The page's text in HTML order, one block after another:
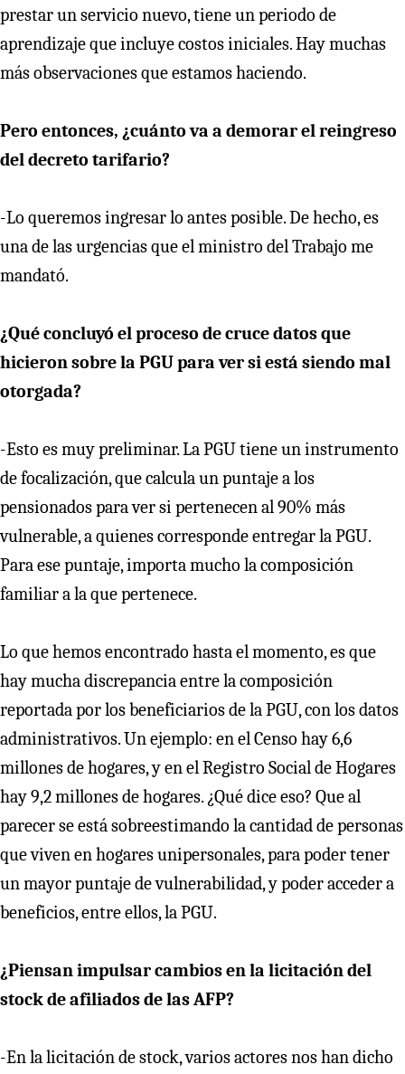
prestar un servicio nuevo, tiene un periodo de
aprendizaje que incluye costos iniciales. Hay muchas
más observaciones que estamos haciendo.
Pero entonces, ¿cuánto va a demorar el reingreso
del decreto tarifario?
-Lo queremos ingresar lo antes posible. De hecho, es
una de las urgencias que el ministro del Trabajo me
mandató.
¿Qué concluyó el proceso de cruce datos que
hicieron sobre la PGU para ver si está siendo mal
otorgada?
-Esto es muy preliminar. La PGU tiene un instrumento
de focalización, que calcula un puntaje a los
pensionados para ver si pertenecen al 90% más
vulnerable, a quienes corresponde entregar la PGU.
Para ese puntaje, importa mucho la composición
familiar a la que pertenece.
Lo que hemos encontrado hasta el momento, es que
hay mucha discrepancia entre la composición
reportada por los beneficiarios de la PGU, con los datos
administrativos. Un ejemplo: en el Censo hay 6,6
millones de hogares, y en el Registro Social de Hogares
hay 9,2 millones de hogares. ¿Qué dice eso? Que al
parecer se está sobreestimando la cantidad de personas
que viven en hogares unipersonales, para poder tener
un mayor puntaje de vulnerabilidad, y poder acceder a
beneficios, entre ellos, la PGU.
¿Piensan impulsar cambios en la licitación del
stock de afiliados de las AFP?
-En la licitación de stock, varios actores nos han dicho